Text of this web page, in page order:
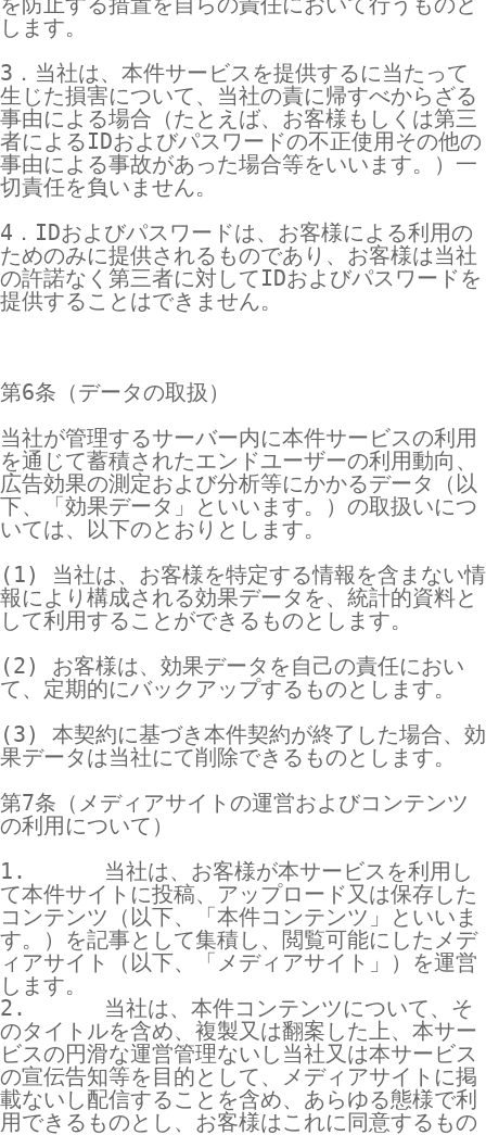
を防止する措置を自らの責任において行うものと
します。
3．当社は、本件サービスを提供するに当たって
生じた損害について、当社の責に帰すべからざる
事由による場合（たとえば、お客様もしくは第三
者によるIDおよびパスワードの不正使用その他の
事由による事故があった場合等をいいます。）一
切責任を負いません。
4．IDおよびパスワードは、お客様による利用の
ためのみに提供されるものであり、お客様は当社
の許諾なく第三者に対してIDおよびパスワードを
提供することはできません。
第6条（データの取扱）
当社が管理するサーバー内に本件サービスの利用
を通じて蓄積されたエンドユーザーの利用動向、
広告効果の測定および分析等にかかるデータ（以
下、「効果データ」といいます。）の取扱いにつ
いては、以下のとおりとします。
(1) 当社は、お客様を特定する情報を含まない情
報により構成される効果データを、統計的資料と
して利用することができるものとします。
(2) お客様は、効果データを自己の責任におい
て、定期的にバックアップするものとします。
(3) 本契約に基づき本件契約が終了した場合、効
果データは当社にて削除できるものとします。
第7条（メディアサイトの運営およびコンテンツ
の利用について）
1.      当社は、お客様が本サービスを利用し
て本件サイトに投稿、アップロード又は保存した
コンテンツ（以下、「本件コンテンツ」といいま
す。）を記事として集積し、閲覧可能にしたメデ
ィアサイト（以下、「メディアサイト」）を運営
します。
2.      当社は、本件コンテンツについて、そ
のタイトルを含め、複製又は翻案した上、本サー
ビスの円滑な運営管理ないし当社又は本サービス
の宣伝告知等を目的として、メディアサイトに掲
載ないし配信することを含め、あらゆる態様で利
用できるものとし、お客様はこれに同意するもの